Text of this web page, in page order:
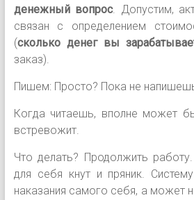
денежный вопрос. Допустим,
связан с определением
(сколько денег вы
заказ).
Пишем: Просто? Пока не
Когда читаешь, вполне может
встревожит.
Что делать? Продолжить
для себя кнут и пряник.
наказания самого себя, а может